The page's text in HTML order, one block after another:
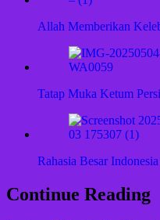
Allah Memberikan
Tatap Muka Ketum
Rahasia Besar
Continue Reading